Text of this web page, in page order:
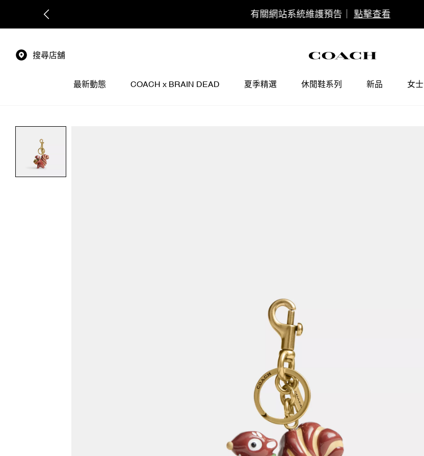
COACH會員權益調整通知點擊查看
搜尋店舖
最新動態 COACH x BRAIN DEAD 夏季精選 休閒鞋系列 新品 女士